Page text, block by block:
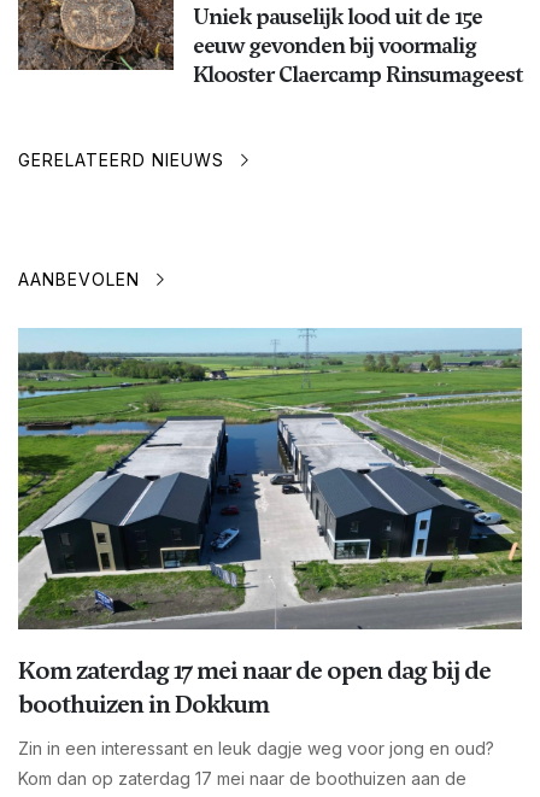
Uniek pauselijk lood uit de 15e
eeuw gevonden bij voormalig
Klooster Claercamp Rinsumageest
GERELATEERD NIEUWS
AANBEVOLEN
Kom zaterdag 17 mei naar de open dag bij de
boothuizen in Dokkum
Zin in een interessant en leuk dagje weg voor jong en oud?
Kom dan op zaterdag 17 mei naar de boothuizen aan de